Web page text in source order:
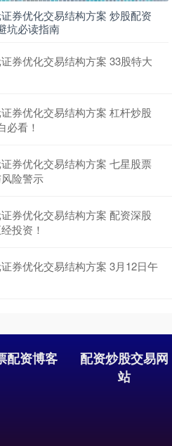
券优化交易结构方案 炒股配资
坑必读指南
券优化交易结构方案 33股特大
券优化交易结构方案 杠杆炒股
必看！
券优化交易结构方案 七星股票
险警示
券优化交易结构方案 配资深股
投资！
券优化交易结构方案 3月12日午
配资博客
配资炒股交易网
站